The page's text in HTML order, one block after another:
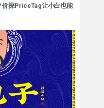
价探PriceTag让小白也能